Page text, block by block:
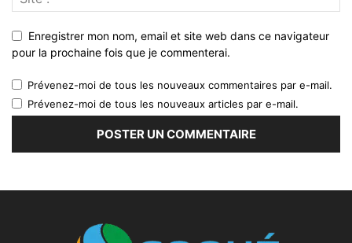
Enregistrer mon nom, email et site web dans ce navigateur
pour la prochaine fois que je commenterai.
Prévenez-moi de tous les nouveaux commentaires par e-mail.
Prévenez-moi de tous les nouveaux articles par e-mail.